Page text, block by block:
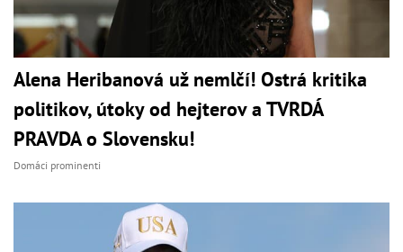
Alena Heribanová už nemlčí! Ostrá kritika
politikov, útoky od hejterov a TVRDÁ
PRAVDA o Slovensku!
Domáci prominenti